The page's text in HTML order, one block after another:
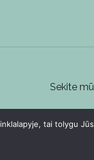
Sekite
tai tolygu